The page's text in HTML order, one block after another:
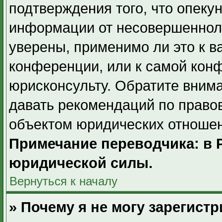
подтверждения того, что
информации от
уверены, применимо ли это к
конференции, или к самой
юрисконсульту. Обратите
давать рекомендаций по
объектом юридических
Примечание переводчика: в
юридической силы.
Вернуться к началу
» Почему я не могу